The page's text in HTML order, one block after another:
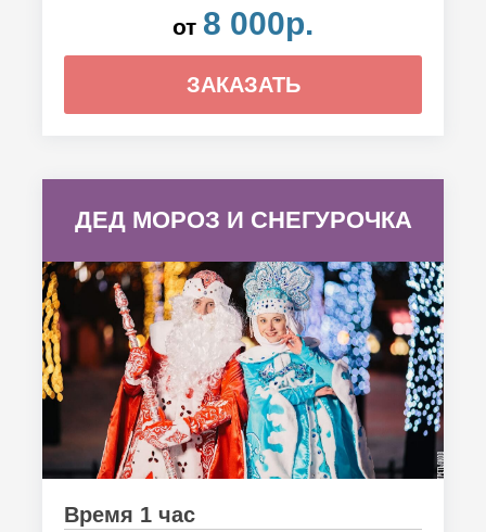
от 8 000р.
ЗАКАЗАТЬ
ДЕД МОРОЗ И СНЕГУРОЧКА
Время 1 час